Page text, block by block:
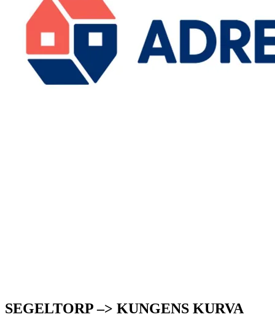
SEGELTORP –> KUNGENS KURVA